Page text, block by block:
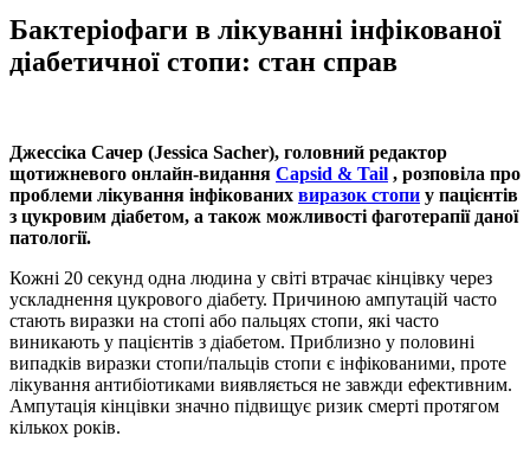
Бактеріофаги в лікуванні інфікованої
діабетичної стопи: стан справ
Джессіка Сачер (Jessica Sacher), головний редактор
щотижневого онлайн-видання Capsid & Tail , розповіла про
проблеми лікування інфікованих виразок стопи у пацієнтів
з цукровим діабетом, а також можливості фаготерапії даної
патології.
Кожні 20 секунд одна людина у світі втрачає кінцівку через
ускладнення цукрового діабету. Причиною ампутацій часто
стають виразки на стопі або пальцях стопи, які часто
виникають у пацієнтів з діабетом. Приблизно у половині
випадків виразки стопи/пальців стопи є інфікованими, проте
лікування антибіотиками виявляється не завжди ефективним.
Ампутація кінцівки значно підвищує ризик смерті протягом
кількох років.